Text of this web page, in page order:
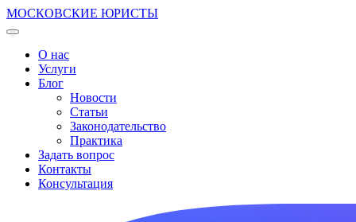
МОСКОВСКИЕ ЮРИСТЫ
О нас
Услуги
Блог
Новости
Статьи
Законодательство
Практика
Задать вопрос
Контакты
Консультация